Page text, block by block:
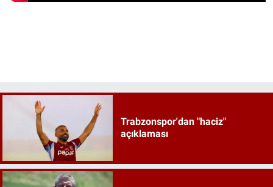
Trabzonspor'dan "haciz"
açıklaması